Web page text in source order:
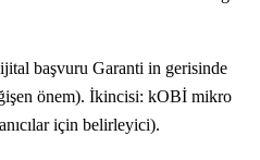
başvuru Garanti in gerisinde
önem). İkincisi: kOBİ mikro
için belirleyici).